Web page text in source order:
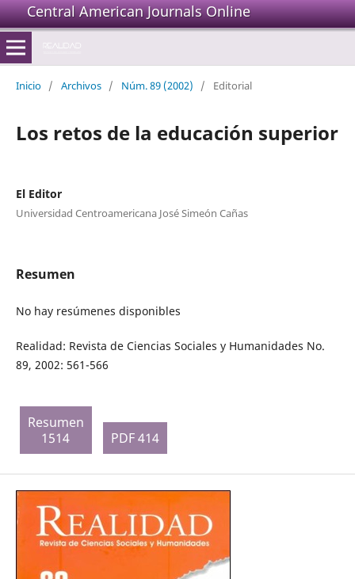
Central American Journals Online
Inicio / Archivos / Núm. 89 (2002) / Editorial
Los retos de la educación superior
El Editor
Universidad Centroamericana José Simeón Cañas
Resumen
No hay resúmenes disponibles
Realidad: Revista de Ciencias Sociales y Humanidades No.
89, 2002: 561-566
Resumen
1514
PDF 414